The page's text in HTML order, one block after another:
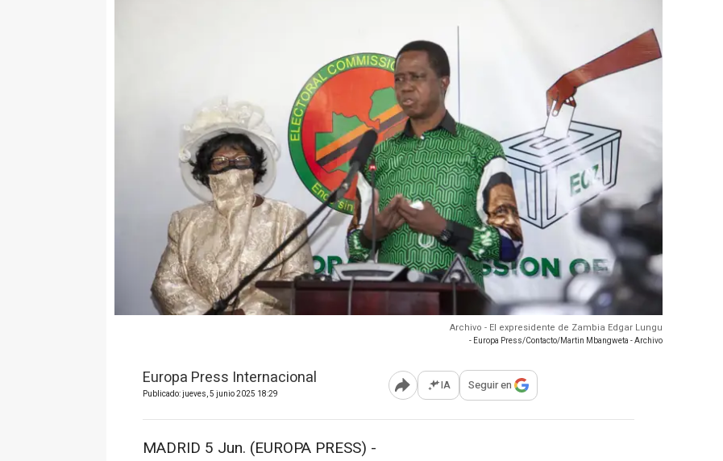
Archivo - El expresidente de Zambia Edgar Lungu
- Europa Press/Contacto/Martin Mbangweta - Archivo
Europa Press Internacional
Publicado: jueves, 5 junio 2025 18:29 Abrir opciones para compartir
IA Seguir en
MADRID 5 Jun. (EUROPA PRESS) -